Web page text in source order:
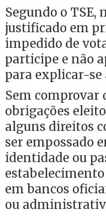
Segundo o
justificado em
impedido de
participe e não
para explicar-se
Sem comprovar
obrigações
alguns direitos
ser empossado
identidade ou
em bancos
ou